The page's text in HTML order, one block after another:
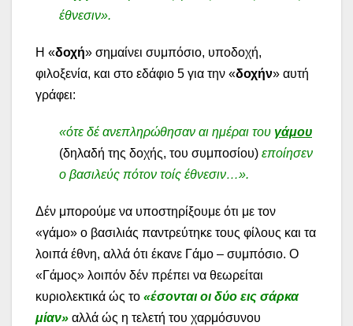
έθνεσιν».
Η «δοχή» σημαίνει συμπόσιο, υποδοχή,
φιλοξενία, και στο εδάφιο 5 για την «δοχήν» αυτή
γράφει:
«ότε δέ ανεπληρώθησαν αι ημέραι του γάμου
(δηλαδή της δοχής, του συμποσίου) εποίησεν
ο βασιλεύς πότον τοίς έθνεσιν…».
Δέν μπορούμε να υποστηρίξουμε ότι με τον
«γάμο» ο βασιλιάς παντρεύτηκε τους φίλους και τα
λοιπά έθνη, αλλά ότι έκανε Γάμο – συμπόσιο. Ο
«Γάμος» λοιπόν δέν πρέπει να θεωρείται
κυριολεκτικά ώς το «έσονται οι δύο εις σάρκα
μίαν» αλλά ώς η τελετή του χαρμόσυνου